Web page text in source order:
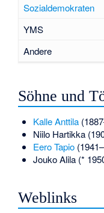
Sozialdemokraten
YMS
Andere
Söhne und
Kalle Anttila
Niilo Hartikka
Eero Tapio
Jouko Alila(*
Weblinks